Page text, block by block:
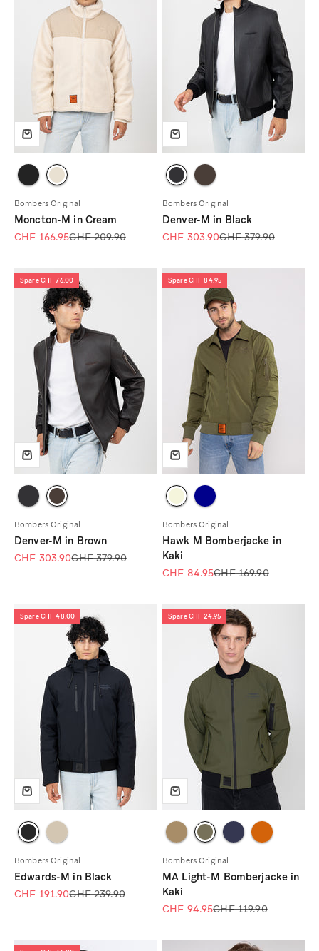
Bombers Original
Moncton-M in Cream
Angebot
CHF 166.95Regulärer Preis
CHF 209.90
Bombers Original
Denver-M in Black
Angebot
CHF 303.90Regulärer Preis
CHF 379.90
Spare CHF 76.00
Bombers Original
Denver-M in Brown
Angebot
CHF 303.90Regulärer Preis
CHF 379.90
Spare CHF 84.95
Bombers Original
Hawk M Bomberjacke in
Kaki
Angebot
CHF 84.95Regulärer Preis
CHF 169.90
Spare CHF 48.00
Bombers Original
Edwards-M in Black
Angebot
CHF 191.90Regulärer Preis
CHF 239.90
Spare CHF 24.95
Bombers Original
MA Light-M Bomberjacke in
Kaki
Angebot
CHF 94.95Regulärer Preis
CHF 119.90